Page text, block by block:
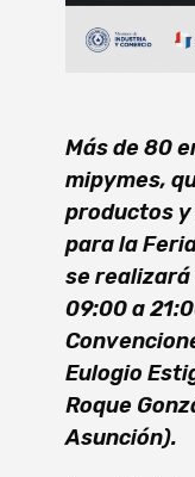
Más de 80
mipymes,
productos
para la
se realizará
09:00 a
Eulogio
Roque
Asunción).